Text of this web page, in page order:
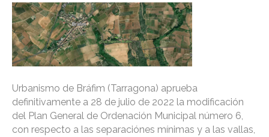
Urbanismo de Bráfim (Tarragona) aprueba
definitivamente a 28 de julio de 2022 la modificación
del Plan General de Ordenación Municipal número 6,
con respecto a las separaciónes mínimas y a las vallas,